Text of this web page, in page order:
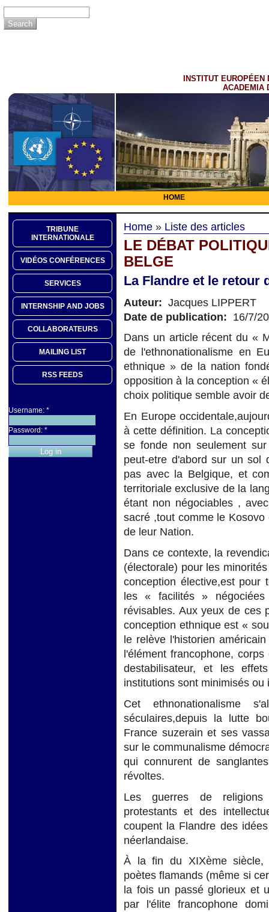
INSTITUT EUROPÉEN
ACADEMIA
HOME
TRIBUNE
INTERNATIONALE
VIDÉOS CONFÉRENCES
SERVICES
INTERNSHIP AND JOBS
COLLABORATEURS
MAILING LIST
RSS FEEDS
Username: *
Password: *
Home » Liste des articles
LE DÉBAT
BELGE
La Flandre et le retour
Auteur: Jacques LIPPERT
Date de publication: 16/7/
Dans un article récent du «
de l'ethnonationalisme en
ethnique » de la nation
opposition à la conception «
choix politique semble avoir
En Europe
à cette définition. La
se fonde non seulement
peut-etre d'abord sur un sol
pas avec la Belgique, et
territoriale exclusive de la
étant non négociables ,
sacré ,tout comme le
de leur Nation.
Dans ce contexte, la
(électorale) pour les
conception élective,est pour
les « facilités »
révisables. Aux yeux de ces
conception ethnique est «
le relève l'historien
l'élément francophone,
destabilisateur, et les
institutions sont minimisés ou
Cet ethnonationalisme
séculaires,depuis la lutte
France suzerain et ses
sur le communalisme
qui connurent de
révoltes.
Les guerres de religions
protestants et des
coupent la Flandre des
néerlandaise.
À la fin du XIXème siècle,
poètes flamands (même si
la fois un passé glorieux et
par l'élite francophone